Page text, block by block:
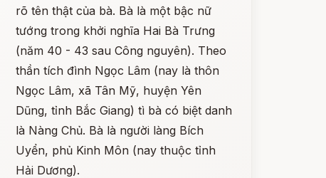
rõ tên thật của bà. Bà là một bậc nữ
tướng trong khởi nghĩa Hai Bà Trưng
(năm 40 - 43 sau Công nguyên). Theo
thần tích đình Ngọc Lâm (nay là thôn
Ngọc Lâm, xã Tân Mỹ, huyện Yên
Dũng, tỉnh Bắc Giang) tì bà có biệt danh
là Nàng Chủ. Bà là người làng Bích
Uyển, phủ Kinh Môn (nay thuộc tỉnh
Hải Dương).